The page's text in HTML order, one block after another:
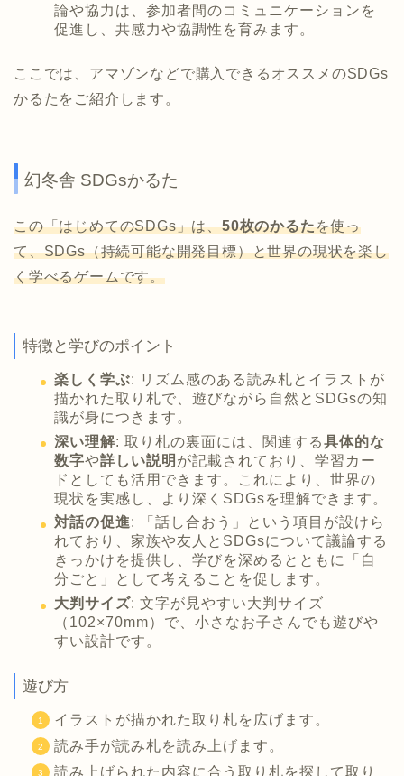
論や協力は、参加者間のコミュニケーションを
促進し、共感力や協調性を育みます。
ここでは、アマゾンなどで購入できるオススメのSDGs
かるたをご紹介します。
幻冬舎 SDGsかるた
この「はじめてのSDGs」は、50枚のかるたを使っ
て、SDGs（持続可能な開発目標）と世界の現状を楽し
く学べるゲームです。
特徴と学びのポイント
楽しく学ぶ: リズム感のある読み札とイラストが
描かれた取り札で、遊びながら自然とSDGsの知
識が身につきます。
深い理解: 取り札の裏面には、関連する具体的な
数字や詳しい説明 が記載されており、学習カー
ドとしても活用できます。これにより、世界の
現状を実感し、より深くSDGsを理解できます。
対話の促進: 「話し合おう」という項目が設けら
れており、家族や友人とSDGsについて議論する
きっかけを提供し、学びを深めるとともに「自
分ごと」として考えることを促します。
大判サイズ: 文字が見やすい大判サイズ
（102×70mm）で、小さなお子さんでも遊びや
すい設計です。
遊び方
イラストが描かれた取り札を広げます。
読み手が読み札を読み上げます。
読み上げられた内容に合う取り札を探して取り